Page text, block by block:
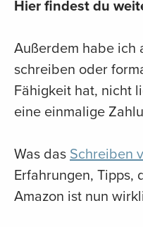
Hier findest du
Außerdem habe ich
schreiben oder
Fähigkeit hat, nicht
eine einmalige
Was dasSchreiben
Erfahrungen, Tipps,
Amazon ist nun